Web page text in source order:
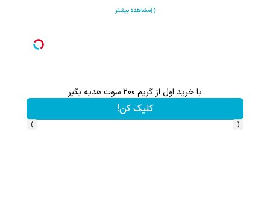
مشاهده بیشتر
با خرید اول از گریم 200 سوت هدیه بگیر
کلیک کن!
‹
›